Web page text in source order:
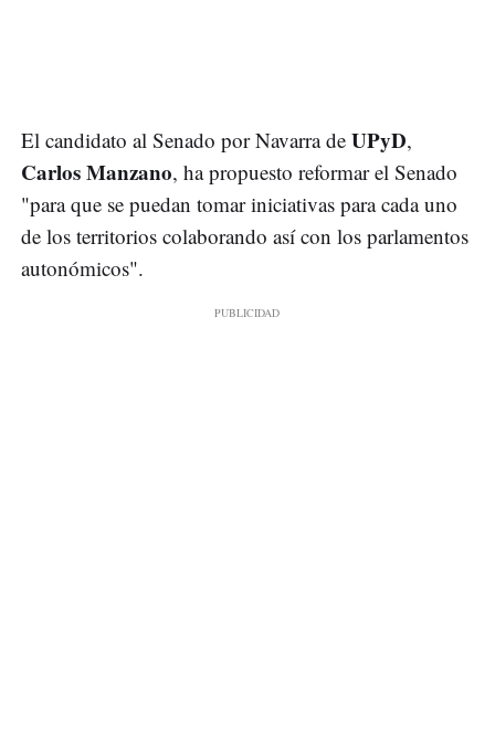
El candidato al Senado por Navarra de UPyD,
Carlos Manzano, ha propuesto reformar el Senado
"para que se puedan tomar iniciativas para cada uno
de los territorios colaborando así con los parlamentos
autonómicos".